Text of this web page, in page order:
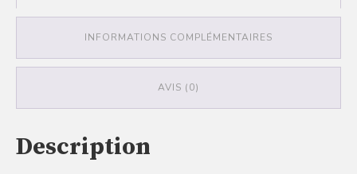
INFORMATIONS COMPLÉMENTAIRES
AVIS (0)
Description